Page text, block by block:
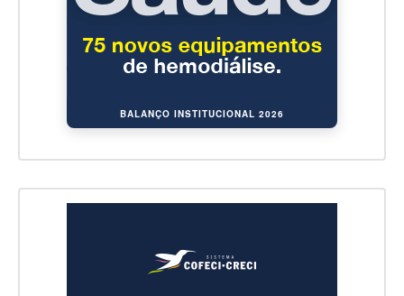
BALANÇO INSTITUCIONAL 2026